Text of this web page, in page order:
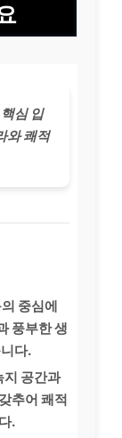
심 입
와 쾌적
중심에
풍부한 생
다.
지 공간과
추어 쾌적
.